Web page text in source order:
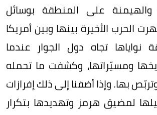
على المنطقة بوسائل
الحرب الأخيرة بينها وبين أمريكا
نواياها تجاه دول الجوار عندما
ومسيّراتها، وكشفت ما تحمله
بها. وإذا أضفنا إلى ذلك إفرازات
لمضيق هرمز وتهديدها بتكرار